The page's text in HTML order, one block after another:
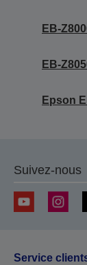
EB-
EB-
Epson
Suivez-nous
Service